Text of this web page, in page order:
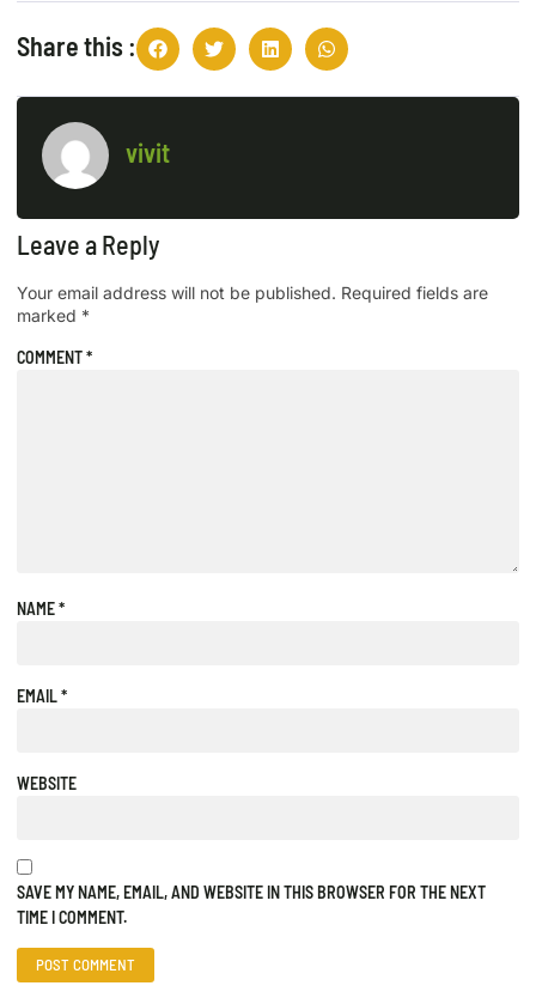
Share this :
vivit
Leave a Reply
Your email address will not be published. Required fields are
marked *
COMMENT*
NAME*
EMAIL*
WEBSITE
SAVE MY NAME, EMAIL, AND WEBSITE IN THIS BROWSER FOR THE NEXT
TIME I COMMENT.